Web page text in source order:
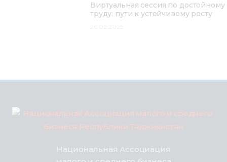
Виртуальная сессия по достойному
труду: пути к устойчивому росту
Национальная Ассоциация